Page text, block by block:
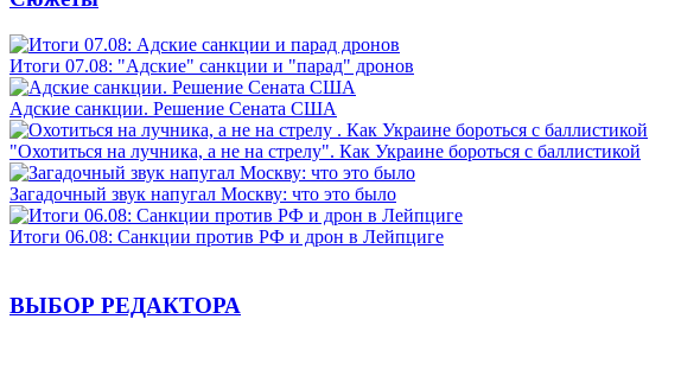
Итоги 07.08: "Адские" санкции и "парад" дронов
Адские санкции. Решение Сената США
"Охотиться на лучника, а не на стрелу". Как Украине бороться с баллистикой
Загадочный звук напугал Москву: что это было
Итоги 06.08: Санкции против РФ и дрон в Лейпциге
ВЫБОР РЕДАКТОРА